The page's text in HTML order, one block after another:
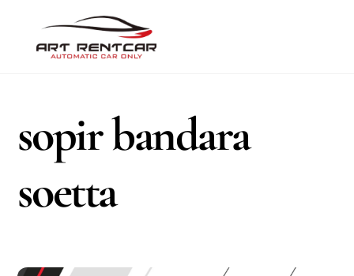
content
sopir bandara
soetta